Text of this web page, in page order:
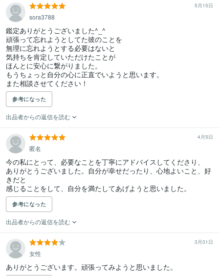
5月15日
sora3788
鑑定ありがとうございました^_^
頑張って忘れようとしてた彼のことを
無理に忘れようとする必要はないと
気持ちを肯定していただけたことが
ほんとに安心に繋がりました。
もうちょっと自分の心に正直でいようと思います。
また相談させてください！
参考になった
出品者からの返信を読む
4月5日
匿名
今の私にとって、必要なことを丁寧にアドバイスしてくださり、
ありがとうございました。自分が幸せだったり、心地よいこと、好
きだと
感じることをして、自分を満たしてあげようと思いました。
参考になった
出品者からの返信を読む
3月31日
女性
ありがとうございます。頑張ってみようと思いました。